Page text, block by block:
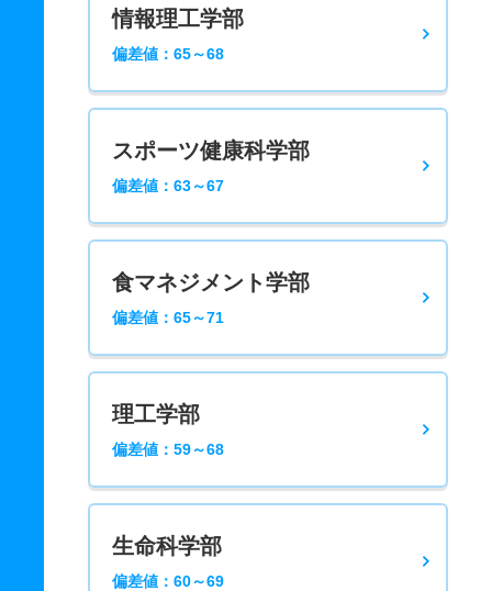
情報理工学部
偏差値：65～68
スポーツ健康科学部
偏差値：63～67
食マネジメント学部
偏差値：65～71
理工学部
偏差値：59～68
生命科学部
偏差値：60～69